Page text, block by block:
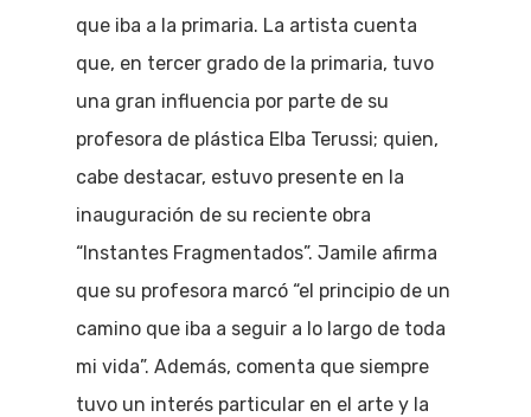
que iba a la primaria. La artista cuenta
que, en tercer grado de la primaria, tuvo
una gran influencia por parte de su
profesora de plástica Elba Terussi; quien,
cabe destacar, estuvo presente en la
inauguración de su reciente obra
“Instantes Fragmentados”. Jamile afirma
que su profesora marcó “el principio de un
camino que iba a seguir a lo largo de toda
mi vida”. Además, comenta que siempre
tuvo un interés particular en el arte y la